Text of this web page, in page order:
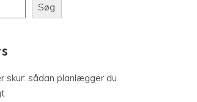
Søg
skur: sådan planlægger du